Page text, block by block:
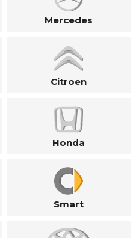
Mercedes
Citroen
Honda
Smart